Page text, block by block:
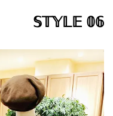
𝕊𝕋𝕐𝕃𝔼 𝟘𝟞